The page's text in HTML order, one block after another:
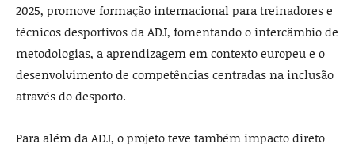
2025, promove formação internacional para treinadores e
técnicos desportivos da ADJ, fomentando o intercâmbio de
metodologias, a aprendizagem em contexto europeu e o
desenvolvimento de competências centradas na inclusão
através do desporto.
Para além da ADJ, o projeto teve também impacto direto